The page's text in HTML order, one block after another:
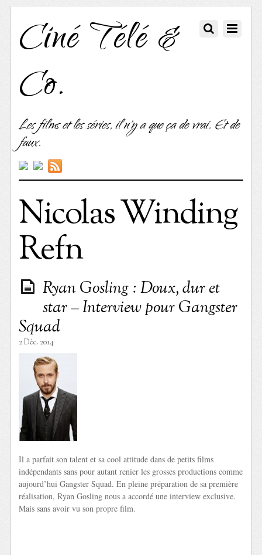
Ciné Télé &
Co.
Les films et les séries, il n'y a que ça de vrai. Et de
faux.
Nicolas Winding
Refn
Ryan Gosling : Doux, dur et
star – Interview pour Gangster
Squad
2 Déc. 2014
Il a parfait son talent et sa cool attitude dans de petits films
indépendants sans pour autant renier les grosses productions comme
aujourd’hui Gangster Squad. En pleine préparation de sa première
réalisation, Ryan Gosling nous a accordé une interview exclusive.
Mais sans avoir vu son propre film.